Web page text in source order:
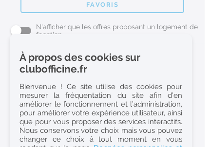
FAVORIS
N'afficher que les offres proposant un logement de
fonction
L'emploi Pharmacie par métier
Pharmacien (H/F)
Préparateur en Pharmacie (H/F)
Etudiant en Pharmacie (H/F)
Etudiant en Pharmacie 6e année validée (H/F)
Conseiller Dermo Cosmetique - Esthéticienne (H/F)
À propos des cookies sur
clubofficine.fr
Bienvenue ! Ce site utilise des cookies pour
mesurer la fréquentation du site afin d’en
améliorer le fonctionnement et l’administration,
pour améliorer votre expérience utilisateur, ainsi
que pour vous proposer des services interactifs.
Nous conservons votre choix mais vous pouvez
changer ce choix à tout moment en vous